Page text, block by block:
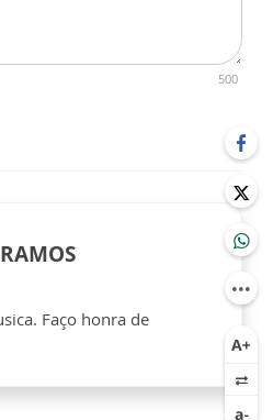
500
Faço honra de